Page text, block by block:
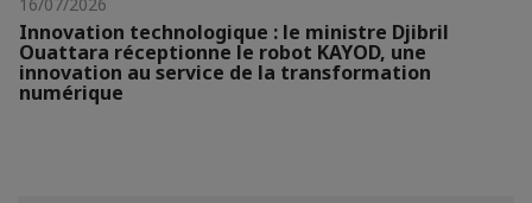
Innovation technologique : le ministre Djibril
Ouattara réceptionne le robot KAYOD, une
innovation au service de la transformation
numérique